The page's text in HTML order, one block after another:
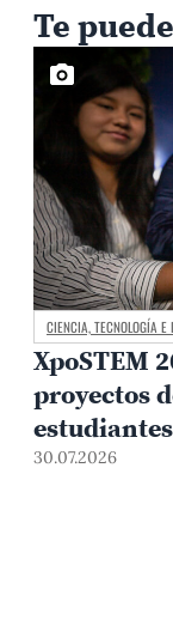
Te
CIENCIA, TECNOLOGÍA E
XpoSTEM
proyectos
PUCP
30.07.2026